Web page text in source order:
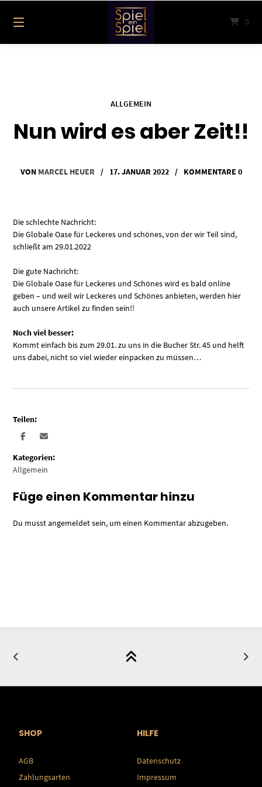
zum
Inhalt
0
ALLGEMEIN
Nun wird es aber Zeit!!
VON MARCEL HEUER / 17. JANUAR 2022 / KOMMENTARE 0
Die schlechte Nachricht:
Die Globale Oase für Leckeres und schönes, von der wir Teil sind,
schließt am 29.01.2022
Die gute Nachricht:
Die Globale Oase für Leckeres und Schönes wird es bald online
geben – und weil wir Leckeres und Schönes anbieten, werden hier
auch unsere Artikel zu finden sein!!
Noch viel besser:
Kommt einfach bis zum 29.01. zu uns in die Bucher Str. 45 und helft
uns dabei, nicht so viel wieder einpacken zu müssen…
Teilen:
Kategorien:
Allgemein
Füge einen Kommentar hinzu
Du musstangemeldetsein, um einen Kommentar abzugeben.
SHOP
AGB
Zahlungsarten
HILFE
Datenschutz
Impressum